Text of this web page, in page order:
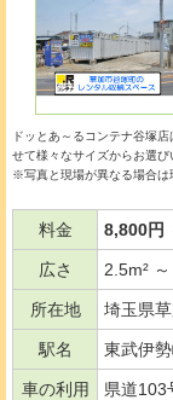
ドッとあ～るコンテナ谷塚
せて様々なサイズからお選び
※写真と現場が異なる場合は
料金 8,800円
広さ 2.5m²
所在地 埼玉県
駅名 東武伊
車の利用 県道103